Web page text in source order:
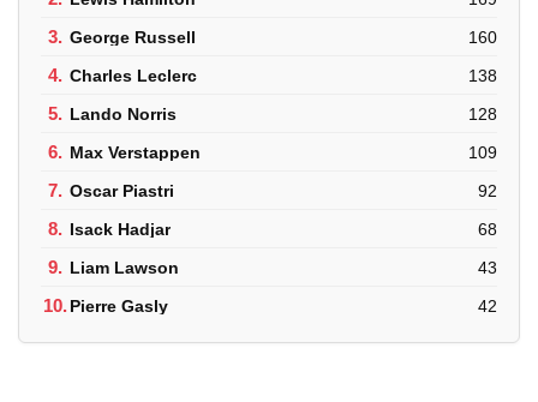
3. George Russell 160
4. Charles Leclerc 138
5. Lando Norris 128
6. Max Verstappen 109
7. Oscar Piastri 92
8. Isack Hadjar 68
9. Liam Lawson 43
10.Pierre Gasly 42